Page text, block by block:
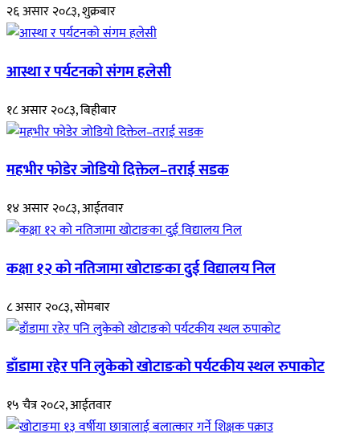
२६ असार २०८३, शुक्रबार
आस्था र पर्यटनको संगम हलेसी
१८ असार २०८३, बिहीबार
महभीर फोडेर जोडियो दिक्तेल–तराई सडक
१४ असार २०८३, आईतवार
कक्षा १२ को नतिजामा खोटाङका दुई विद्यालय निल
८ असार २०८३, सोमबार
डाँडामा रहेर पनि लुकेको खोटाङको पर्यटकीय स्थल रुपाकोट
१५ चैत्र २०८२, आईतवार